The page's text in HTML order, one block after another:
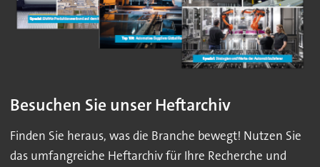
Besuchen Sie unser Heftarchiv
Finden Sie heraus, was die Branche bewegt! Nutzen Sie
das umfangreiche Heftarchiv für Ihre Recherche und